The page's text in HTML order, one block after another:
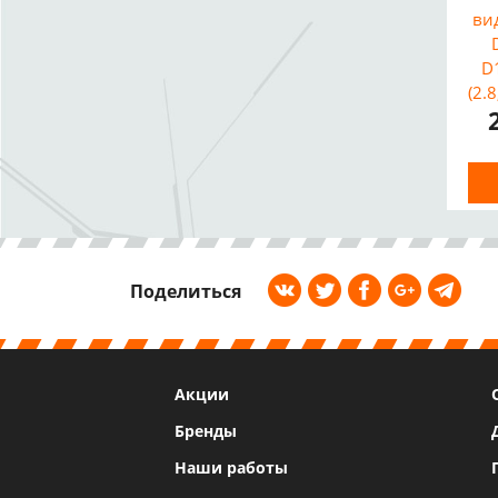
Поделиться
Акции
Бренды
Наши работы